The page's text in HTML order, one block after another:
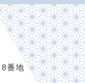
18番地